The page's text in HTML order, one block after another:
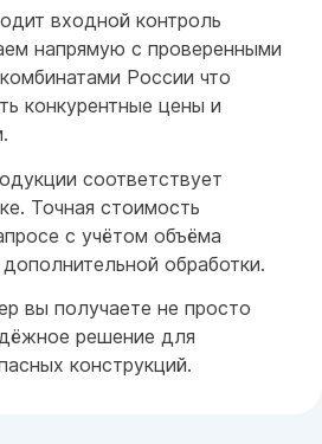
входной контроль
напрямую с проверенными
России что
конкурентные цены и
соответствует
Точная стоимость
с учётом объёма
обработки.
вы получаете не просто
решение для
конструкций.